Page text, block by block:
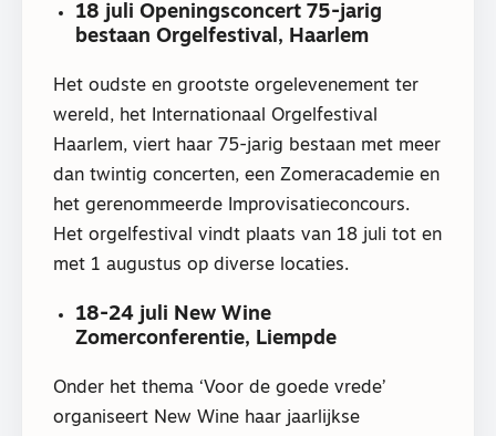
18 juli Openingsconcert 75-jarig
bestaan Orgelfestival, Haarlem
Het oudste en grootste orgelevenement ter
wereld, het Internationaal Orgelfestival
Haarlem, viert haar 75-jarig bestaan met meer
dan twintig concerten, een Zomeracademie en
het gerenommeerde Improvisatieconcours.
Het orgelfestival vindt plaats van 18 juli tot en
met 1 augustus op diverse locaties.
18-24 juli New Wine
Zomerconferentie, Liempde
Onder het thema ‘Voor de goede vrede’
organiseert New Wine haar jaarlijkse